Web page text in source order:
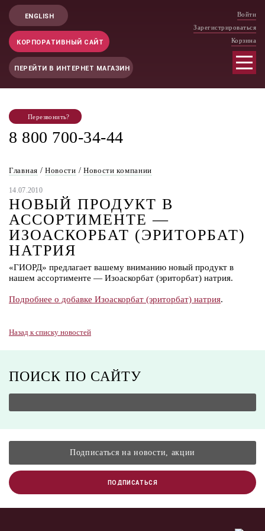
ENGLISH
КОРПОРАТИВНЫЙ САЙТ
ПЕРЕЙТИ В ИНТЕРНЕТ МАГАЗИН
Войти
Зарегистрироваться
Корзина
Перезвонить?
8 800 700-34-44
Главная / Новости / Новости компании
14.07.2010
НОВЫЙ ПРОДУКТ В
АССОРТИМЕНТЕ —
ИЗОАСКОРБАТ (ЭРИТОРБАТ)
НАТРИЯ
«ГИОРД» предлагает вашему вниманию новый продукт в
нашем ассортименте — Изоаскорбат (эриторбат) натрия.
Подробнее о добавке Изоаскорбат (эриторбат) натрия.
Назад к списку новостей
ПОИСК ПО САЙТУ
ПОДПИСАТЬСЯ